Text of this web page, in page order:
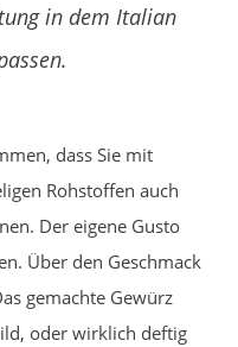
in dem Italian
dass Sie mit
Rohstoffen auch
Der eigene Gusto
Über den Geschmack
gemachte Gewürz
oder wirklich deftig